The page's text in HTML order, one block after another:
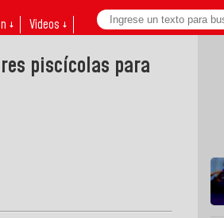
↓ Videos ↓
piscícolas para